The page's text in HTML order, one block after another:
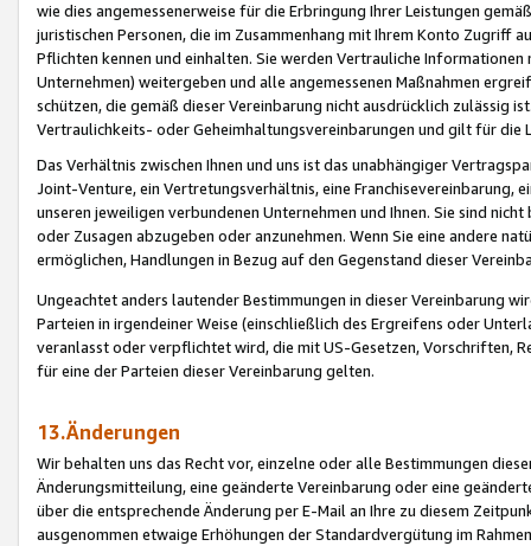
wie dies angemessenerweise für die Erbringung Ihrer Leistungen
juristischen Personen, die im Zusammenhang mit Ihrem Konto
Pflichten kennen und einhalten. Sie werden Vertrauliche
Unternehmen) weitergeben und alle angemessenen Maßnahmen
schützen, die gemäß dieser Vereinbarung nicht ausdrücklich zulässig
Vertraulichkeits- oder Geheimhaltungsvereinbarungen und gilt für die
Das Verhältnis zwischen Ihnen und uns ist das unabhängiger
Joint-Venture, ein Vertretungsverhältnis, eine Franchisevereinbarung,
unseren jeweiligen verbundenen Unternehmen und Ihnen. Sie sind
oder Zusagen abzugeben oder anzunehmen. Wenn Sie eine andere
ermöglichen, Handlungen in Bezug auf den Gegenstand dieser
Ungeachtet anders lautender Bestimmungen in dieser Vereinbarung
Parteien in irgendeiner Weise (einschließlich des Ergreifens oder
veranlasst oder verpflichtet wird, die mit US-Gesetzen, Vorschriften,
für eine der Parteien dieser Vereinbarung gelten.
13.Änderungen
Wir behalten uns das Recht vor, einzelne oder alle Bestimmungen
Änderungsmitteilung, eine geänderte Vereinbarung oder eine
über die entsprechende Änderung per E-Mail an Ihre zu diesem
ausgenommen etwaige Erhöhungen der Standardvergütung im